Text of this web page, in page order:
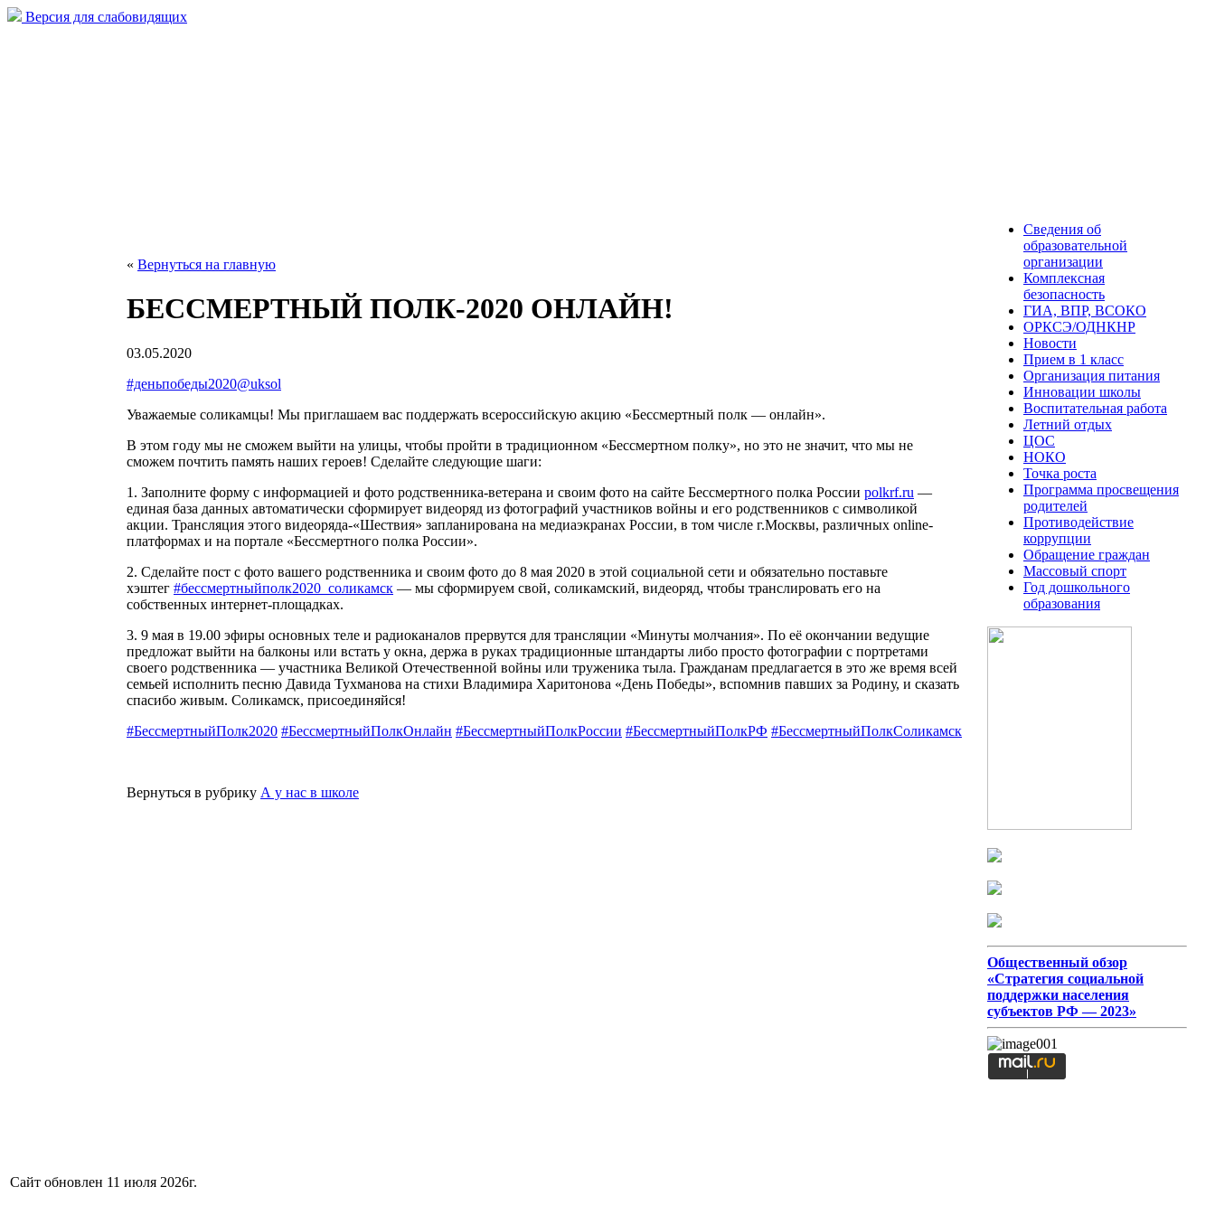
Версия для слабовидящих
« Вернуться на главную
БЕССМЕРТНЫЙ ПОЛК-2020 ОНЛАЙН!
03.05.2020
#деньпобеды2020@uksol
Уважаемые соликамцы! Мы приглашаем вас поддержать всероссийскую акцию «Бессмертный полк — онлайн».
В этом году мы не сможем выйти на улицы, чтобы пройти в традиционном «Бессмертном полку», но это не значит, что мы не
сможем почтить память наших героев! Сделайте следующие шаги:
1. Заполните форму с информацией и фото родственника-ветерана и своим фото на сайте Бессмертного полка России polkrf.ru —
единая база данных автоматически сформирует видеоряд из фотографий участников войны и его родственников с символикой
акции. Трансляция этого видеоряда-«Шествия» запланирована на медиаэкранах России, в том числе г.Москвы, различных online-
платформах и на портале «Бессмертного полка России».
2. Сделайте пост с фото вашего родственника и своим фото до 8 мая 2020 в этой социальной сети и обязательно поставьте
хэштег #бессмертныйполк2020_соликамск — мы сформируем свой, соликамский, видеоряд, чтобы транслировать его на
собственных интернет-площадках.
3. 9 мая в 19.00 эфиры основных теле и радиоканалов прервутся для трансляции «Минуты молчания». По её окончании ведущие
предложат выйти на балконы или встать у окна, держа в руках традиционные штандарты либо просто фотографии с портретами
своего родственника — участника Великой Отечественной войны или труженика тыла. Гражданам предлагается в это же время всей
семьей исполнить песню Давида Тухманова на стихи Владимира Харитонова «День Победы», вспомнив павших за Родину, и сказать
спасибо живым. Соликамск, присоединяйся!
#БессмертныйПолк2020 #БессмертныйПолкОнлайн #БессмертныйПолкРоссии #БессмертныйПолкРФ #БессмертныйПолкСоликамск
Вернуться в рубрику А у нас в школе
Сведения об
образовательной
организации
Комплексная
безопасность
ГИА, ВПР, ВСОКО
ОРКСЭ/ОДНКНР
Новости
Прием в 1 класс
Организация питания
Инновации школы
Воспитательная работа
Летний отдых
ЦОС
НОКО
Точка роста
Программа просвещения
родителей
Противодействие
коррупции
Обращение граждан
Массовый спорт
Год дошкольного
образования
Общественный обзор
«Стратегия социальной
поддержки населения
субъектов РФ — 2023»
Сайт обновлен 11 июля 2026г.